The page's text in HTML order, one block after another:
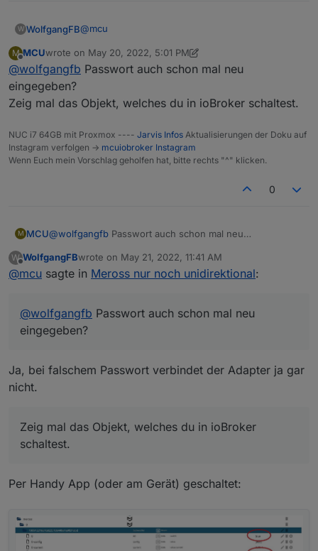
W WolfgangFB@mcu
Hi
Wenn ich mit der Handy App die Steckdosen
schalte (geht also remote) wird mir der Status und
Ändere ich im IO Broker den status tut sich aber in
der Steckdose nichts :-(
M
Offline
MCUwrote on May 20, 2022, 5:01 PM
last edited by MCUMay 20, 2022, 7:01 PM
@wolfgangfb Passwort auch schon mal neu
eingegeben?
Zeig mal das Objekt, welches du in ioBroker schaltest.
NUC i7 64GB mit Proxmox ---- Jarvis Infos Aktualisierungen der Doku auf
Instagram verfolgen -> mcuiobroker Instagram
Wenn Euch mein Vorschlag geholfen hat, bitte rechts "^" klicken.
0
M MCU@wolfgangfb Passwort auch schon mal neu
Zeig mal das Objekt, welches du in ioBroker schaltest.
W WolfgangFBwrote on May 21, 2022, 11:41 AM
last edited by
@mcu sagte in Meross nur noch unidirektional:
@wolfgangfb Passwort auch schon mal neu
eingegeben?
Ja, bei falschem Passwort verbindet der Adapter ja gar
nicht.
Zeig mal das Objekt, welches du in ioBroker
schaltest.
Per Handy App (oder am Gerät) geschaltet: